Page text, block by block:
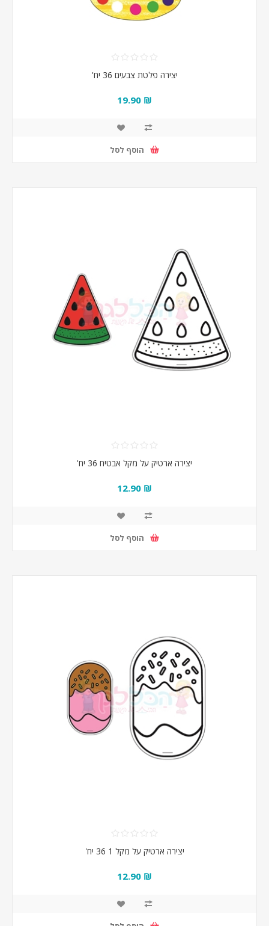
יצירה פלטת צבעים 36 יח'
₪ 19.90
הוסף לסל
יצירה ארטיק על מקל אבטיח 36 יח'
₪ 12.90
הוסף לסל
יצירה ארטיק על מקל 1 36 יח'
₪ 12.90